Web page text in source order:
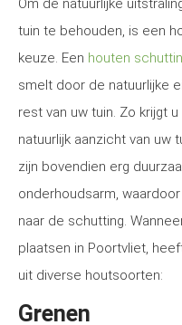
Om de natuurlijke
tuin te behouden, is een
keuze. Een houten
smelt door de natuurlijke
rest van uw tuin. Zo krijgt
natuurlijk aanzicht van uw
zijn bovendien erg
onderhoudsarm,
naar de schutting.
plaatsen in Poortvliet,
uit diverse houtsoorten:
Grenen